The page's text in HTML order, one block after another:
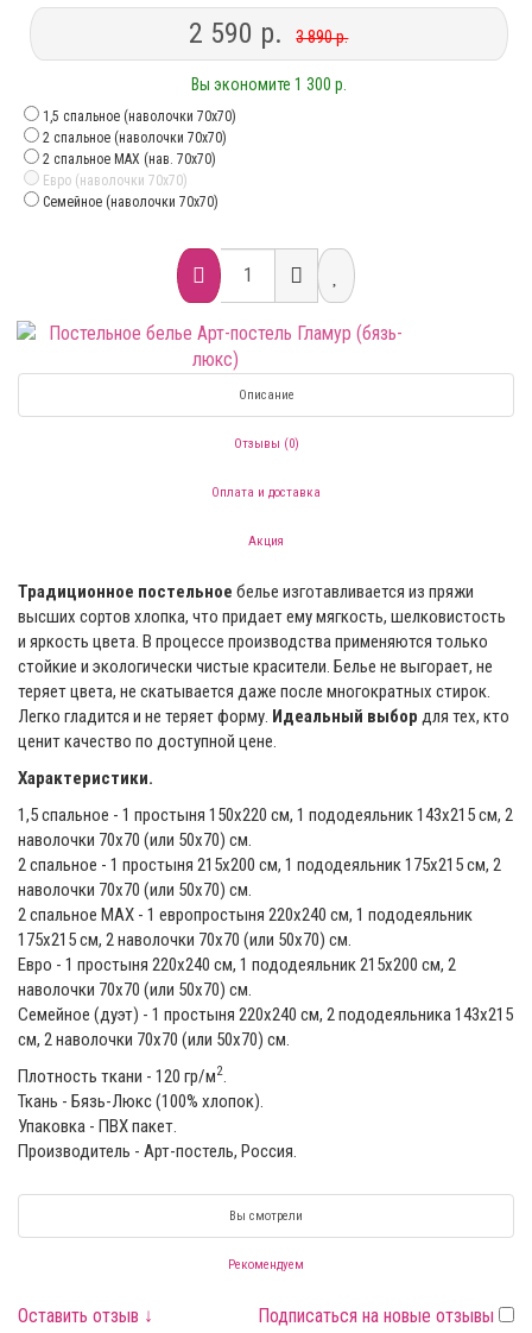
2 590 р. 3 890 р.
Вы экономите 1 300 р.
1,5 спальное (наволочки 70х70)
2 спальное (наволочки 70х70)
2 спальное MAX (нав. 70х70)
Евро (наволочки 70х70)
Семейное (наволочки 70х70)
Описание
Отзывы (0)
Оплата и доставка
Акция
Традиционное постельное белье изготавливается из пряжи
высших сортов хлопка, что придает ему мягкость, шелковистость
и яркость цвета. В процессе производства применяются только
стойкие и экологически чистые красители. Белье не выгорает, не
теряет цвета, не скатывается даже после многократных стирок.
Легко гладится и не теряет форму. Идеальный выбор для тех, кто
ценит качество по доступной цене.
Характеристики.
1,5 спальное - 1 простыня 150х220 см, 1 пододеяльник 143х215 см, 2
наволочки 70х70 (или 50x70) см.
2 спальное - 1 простыня 215x200 см, 1 пододеяльник 175х215 см, 2
наволочки 70х70 (или 50x70) см.
2 спальное MAX - 1 европростыня 220х240 см, 1 пододеяльник
175х215 см, 2 наволочки 70х70 (или 50x70) см.
Евро - 1 простыня 220х240 см, 1 пододеяльник 215х200 см, 2
наволочки 70х70 (или 50x70) см.
Семейное (дуэт) - 1 простыня 220x240 см, 2 пододеяльника 143х215
см, 2 наволочки 70х70 (или 50x70) см.
Плотность ткани - 120 гр/м2.
Ткань - Бязь-Люкс (100% хлопок).
Упаковка - ПВХ пакет.
Производитель - Арт-постель, Россия.
Вы смотрели
Рекомендуем
Подписаться на новые отзывы
Оставить отзыв ↓